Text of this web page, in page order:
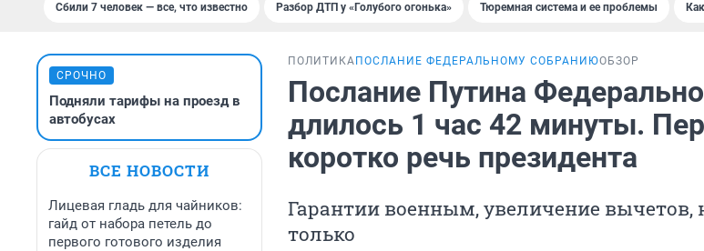
Сбили 7 человек — все, что известно Разбор ДТП у «Голубого огонька» Тюремная система и ее проблемы
СРОЧНО
Подняли тарифы на проезд в
автобусах
ВСЕ НОВОСТИ
Лицевая гладь для чайников:
гайд от набора петель до
первого готового изделия
ПОЛИТИКА ПОСЛАНИЕ ФЕДЕРАЛЬНОМУ СОБРАНИЮОБЗОР
Послание Путина
длилось 1 час 42 минуты.
коротко речь президента
Гарантии военным, увеличение
только